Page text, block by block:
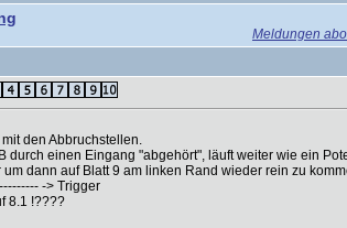
Meldungen
den Abbruchstellen.
durch einen Eingang "abgehört", läuft weiter wie ein
dann auf Blatt 9 am linken Rand wieder rein zu
-> Trigger
8.1 !????